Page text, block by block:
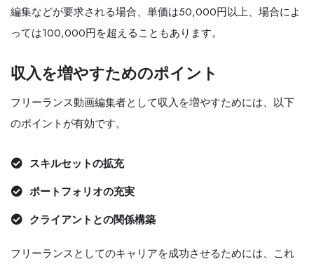
編集などが要求される場合、単価は50,000円以上、場合によ
っては100,000円を超えることもあります。
収入を増やすためのポイント
フリーランス動画編集者として収入を増やすためには、以下
のポイントが有効です。
スキルセットの拡充
ポートフォリオの充実
クライアントとの関係構築
フリーランスとしてのキャリアを成功させるためには、これ